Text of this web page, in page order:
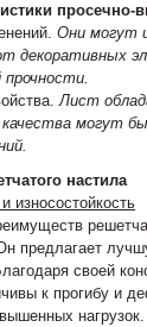
просечно-
Они могут
декоративных
Лист
могут
настила
износостойкость
предлагает
своей
к прогибу и
нагрузок.